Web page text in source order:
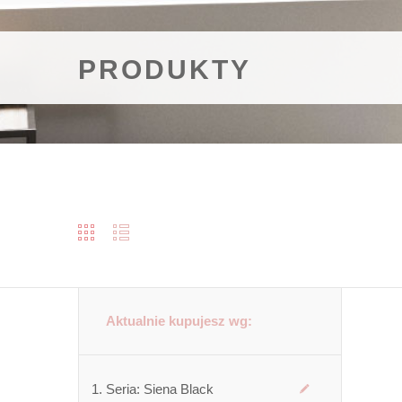
PRODUKTY
Aktualnie kupujesz wg:
Seria: Siena Black